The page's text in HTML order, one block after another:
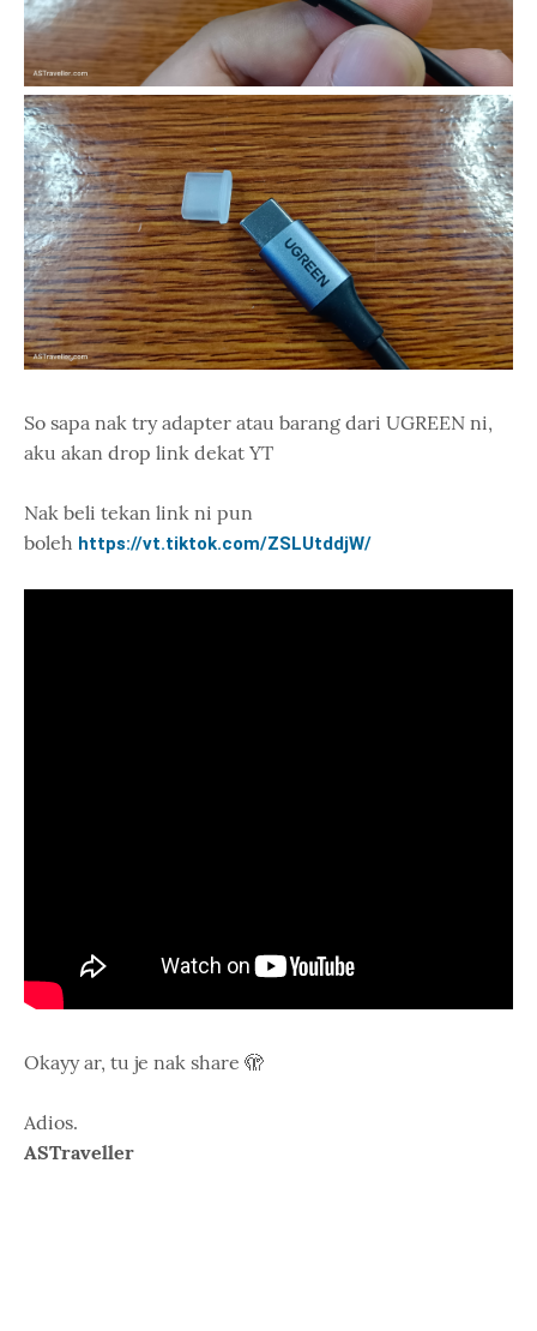
So sapa nak try adapter atau barang dari UGREEN ni,
aku akan drop link dekat YT
Nak beli tekan link ni pun
boleh https://vt.tiktok.com/ZSLUtddjW/
Okayy ar, tu je nak share 🫣
Adios.
ASTraveller